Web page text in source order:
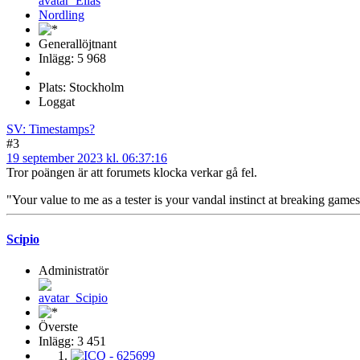
Generallöjtnant
Inlägg: 5 968
Plats: Stockholm
Loggat
SV: Timestamps?
#3
19 september 2023 kl. 06:37:16
Tror poängen är att forumets klocka verkar gå fel.
"Your value to me as a tester is your vandal instinct at breaking
Scipio
Administratör
Överste
Inlägg: 3 451